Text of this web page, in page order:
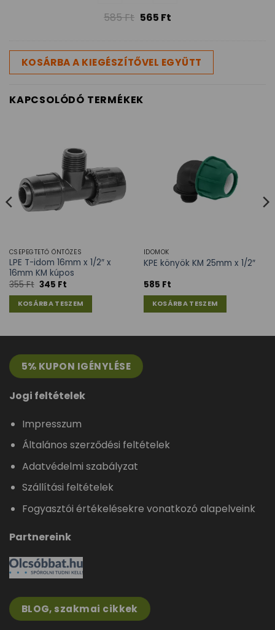
585Ft 565 Ft
KOSÁRBA A KIEGÉSZÍTŐVEL EGYÜTT
KAPCSOLÓDÓ TERMÉKEK
CSEPEGTETŐ ÖNTÖZÉS
LPE T-idom 16mm x 1/2″ x
16mm KM kúpos
355Ft 345 Ft
KOSÁRBA TESZEM
IDOMOK
KPE könyök KM 25mm x 1/2″
585 Ft
KOSÁRBA TESZEM
5% KUPON IGÉNYLÉSE
Jogi feltételek
Impresszum
Általános szerződési feltételek
Adatvédelmi szabályzat
Szállítási feltételek
Fogyasztói értékelésekre vonatkozó alapelveink
Partnereink
BLOG, szakmai cikkek